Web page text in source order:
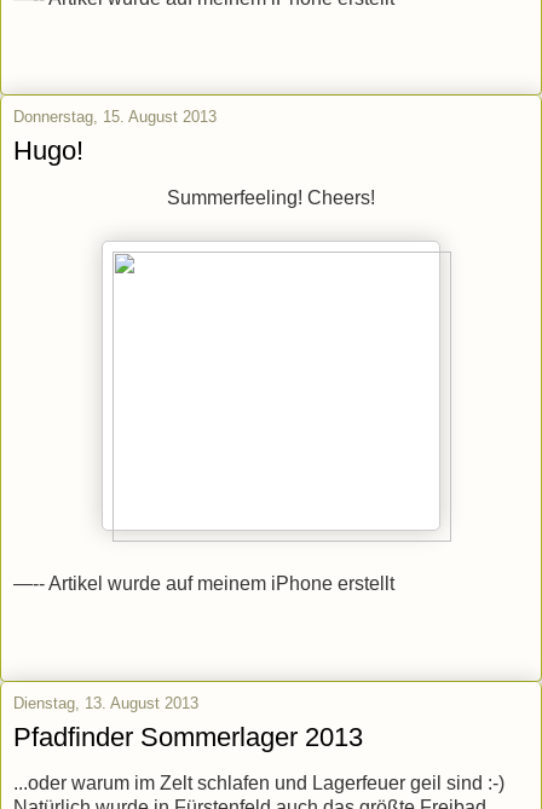
Donnerstag, 15. August 2013
Hugo!
Summerfeeling! Cheers!
—-- Artikel wurde auf meinem iPhone erstellt
Dienstag, 13. August 2013
Pfadfinder Sommerlager 2013
...oder warum im Zelt schlafen und Lagerfeuer geil sind :-)